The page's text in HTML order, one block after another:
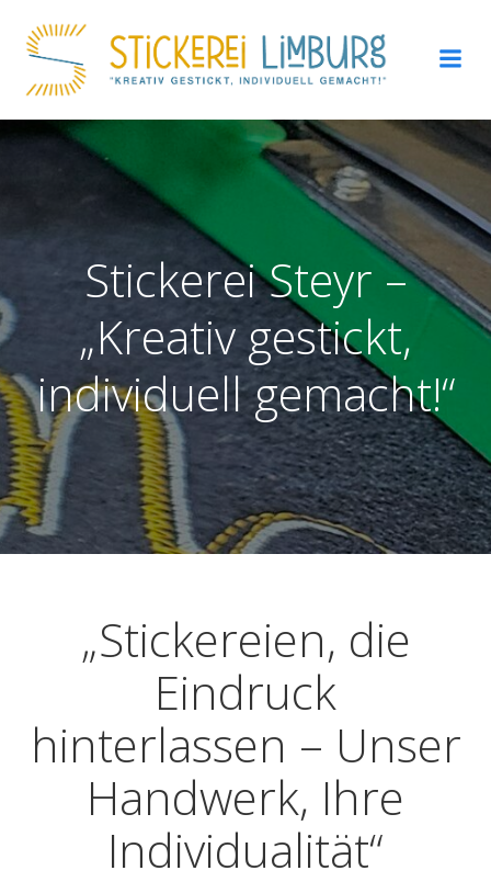
Inhalt
springen
Stickerei Steyr –
„Kreativ gestickt,
individuell gemacht!“
„Stickereien, die
Eindruck
hinterlassen – Unser
Handwerk, Ihre
Individualität“